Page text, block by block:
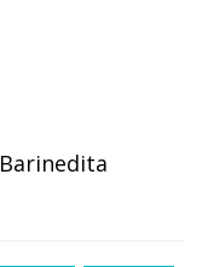
Barinedita